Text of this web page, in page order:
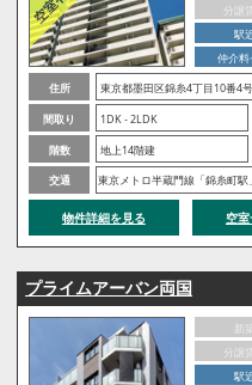
分譲
駅
仲介料
住所
東京都墨田区錦糸4丁目10番4号
間取り
1DK - 2LDK
階数
地上14階建
交通
東京メトロ半蔵門線「錦糸町駅
物件詳細を見る 空
プライムアーバン両国
新築
分譲
駅